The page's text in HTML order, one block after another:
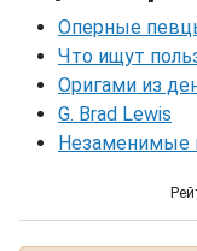
Оперные
Что ищут
Оригами из
G. Brad Lewis
Незаменимые